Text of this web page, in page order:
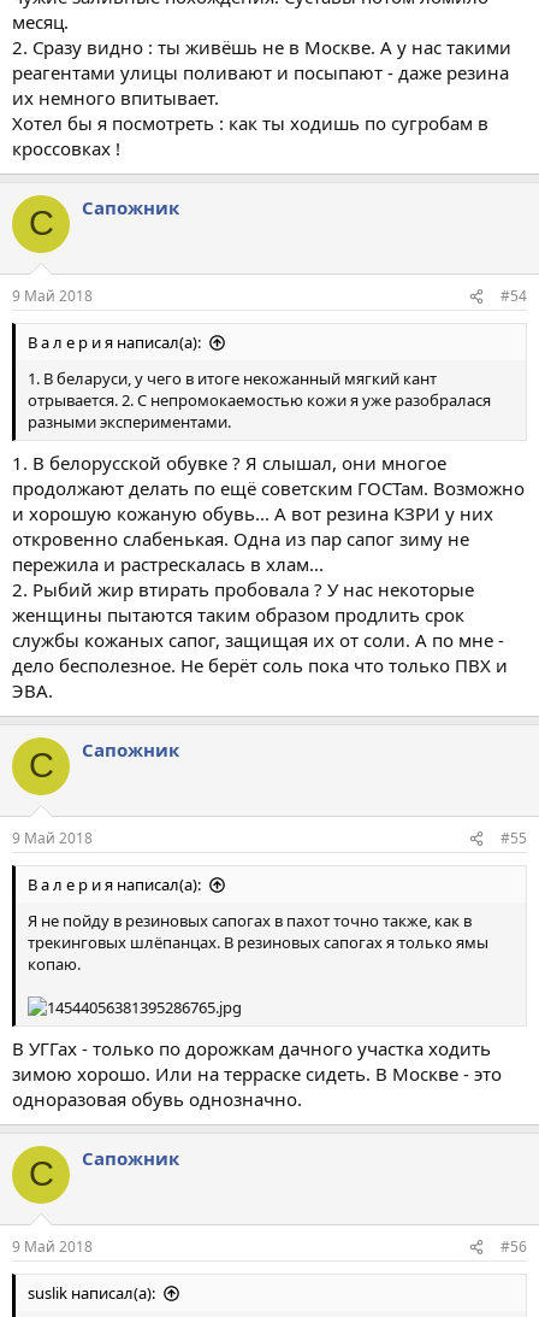
месяц.
2. Сразу видно : ты живёшь не в Москве. А у нас такими
реагентами улицы поливают и посыпают - даже резина
их немного впитывает.
Хотел бы я посмотреть : как ты ходишь по сугробам в
кроссовках !
С Сапожник
9 Май 2018 #54
В а л е р и я написал(а):
1. В беларуси, у чего в итоге некожанный мягкий кант
отрывается. 2. С непромокаемостью кожи я уже разобралася
разными экспериментами.
1. В белорусской обувке ? Я слышал, они многое
продолжают делать по ещё советским ГОСТам. Возможно
и хорошую кожаную обувь... А вот резина КЗРИ у них
откровенно слабенькая. Одна из пар сапог зиму не
пережила и растрескалась в хлам...
2. Рыбий жир втирать пробовала ? У нас некоторые
женщины пытаются таким образом продлить срок
службы кожаных сапог, защищая их от соли. А по мне -
дело бесполезное. Не берёт соль пока что только ПВХ и
ЭВА.
С Сапожник
9 Май 2018 #55
В а л е р и я написал(а):
Я не пойду в резиновых сапогах в пахот точно также, как в
трекинговых шлёпанцах. В резиновых сапогах я только ямы
копаю.
В УГГах - только по дорожкам дачного участка ходить
зимою хорошо. Или на терраске сидеть. В Москве - это
одноразовая обувь однозначно.
С Сапожник
9 Май 2018 #56
suslik написал(а):